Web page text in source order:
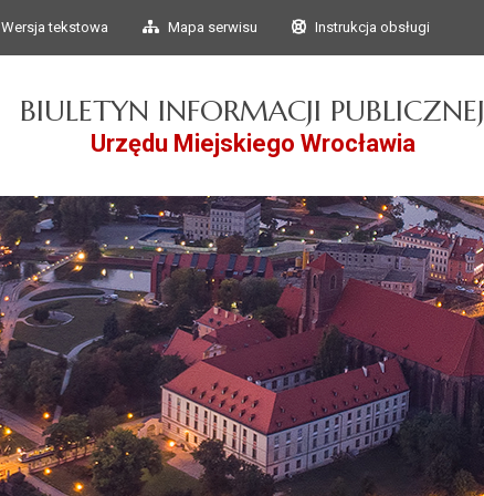
Przejdź do głównego
Przejdź do treści
Wersja tekstowa Mapa serwisu Instrukcja obsługi
BIULETYN INFORMACJI PUBLICZNEJ
Urzędu Miejskiego Wrocławia